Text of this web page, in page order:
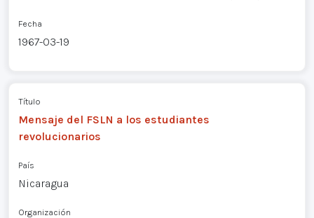
Fecha
1967-03-19
Título
Mensaje del FSLN a los estudiantes
revolucionarios
País
Nicaragua
Organización